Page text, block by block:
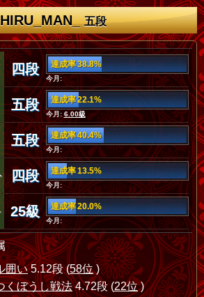
五段
四段 達成率 38.8%
今月:
五段 達成率 22.1%
今月:6.00級
五段 達成率 40.4%
今月:
四段 達成率 13.5%
今月:
25級 達成率 20.0%
今月:
囲い5.12段 (58位)
くぼうし戦法4.72段 (22位)